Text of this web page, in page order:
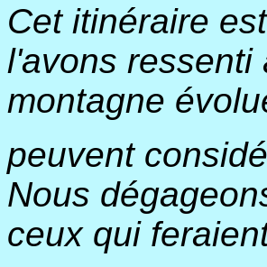
Cet itinéraire
l'avons ressenti
montagne
peuvent
Nous
ceux qui